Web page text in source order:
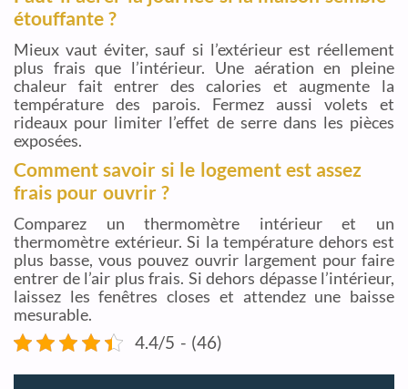
étouffante ?
Mieux vaut éviter, sauf si l’extérieur est réellement
plus frais que l’intérieur. Une aération en pleine
chaleur fait entrer des calories et augmente la
température des parois. Fermez aussi volets et
rideaux pour limiter l’effet de serre dans les pièces
exposées.
Comment savoir si le logement est assez
frais pour ouvrir ?
Comparez un thermomètre intérieur et un
thermomètre extérieur. Si la température dehors est
plus basse, vous pouvez ouvrir largement pour faire
entrer de l’air plus frais. Si dehors dépasse l’intérieur,
laissez les fenêtres closes et attendez une baisse
mesurable.
4.4/5 - (46)